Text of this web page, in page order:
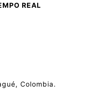
REAL
Colombia.